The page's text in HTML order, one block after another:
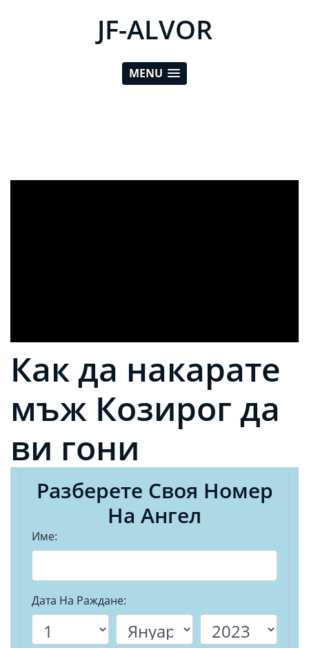
JF-ALVOR
MENU
Как да накарате
мъж Козирог да
ви гони
Разберете Своя Номер
На Ангел
Име:
Дата На Раждане: